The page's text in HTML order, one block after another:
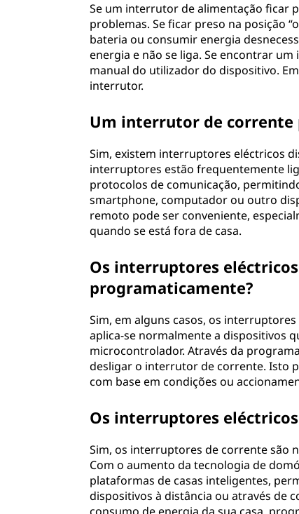
Se um interrutor de alimentação ficar
problemas. Se ficar preso na posição
bateria ou consumir energia
energia e não se liga. Se encontrar
manual do utilizador do dispositivo.
interrutor.
Um interrutor de corrente
Sim, existem interruptores eléctricos
interruptores estão frequentemente
protocolos de comunicação,
smartphone, computador ou outro
remoto pode ser conveniente,
quando se está fora de casa.
Os interruptores
programaticamente?
Sim, em alguns casos, os
aplica-se normalmente a dispositivos
microcontrolador. Através da
desligar o interrutor de corrente. Isto
com base em condições ou
Os interruptores
Sim, os interruptores de corrente são
Com o aumento da tecnologia de
plataformas de casas inteligentes,
dispositivos à distância ou através de